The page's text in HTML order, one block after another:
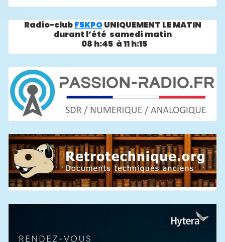
Radio-clubF5KPOUNIQUEMENT LE MATIN
durant l’été samedi matin
08 h:45 à 11 h:15